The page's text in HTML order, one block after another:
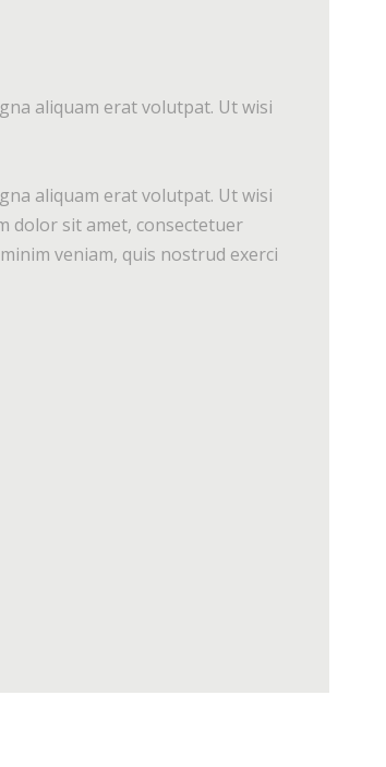
aliquam erat volutpat. Ut wisi
aliquam erat volutpat. Ut wisi
dolor sit amet, consectetuer
veniam, quis nostrud exerci